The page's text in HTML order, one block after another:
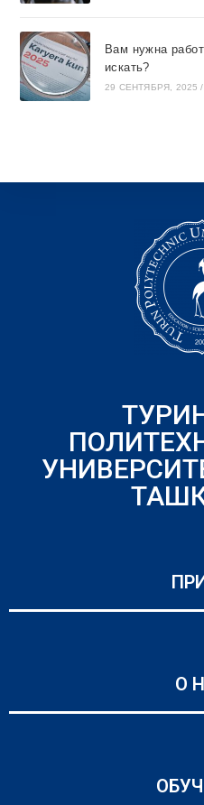
Вам нужна
искать?
29 СЕНТЯБРЯ, 2025 /
О